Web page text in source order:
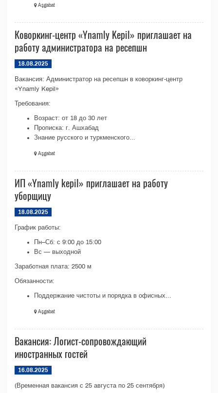
Aşgabat
Коворкинг-центр «Ynamly Kepil» приглашает на
работу администратора на ресепшн
18.08.2025
Вакансия: Администратор на ресепшн в коворкинг-центр
«Ynamly Kepil»
Требования:
Возраст: от 18 до 30 лет
Прописка: г. Ашхабад
Знание русского и туркменского...
Aşgabat
ИП «Ynamly kepil» приглашает на работу
уборщицу
18.08.2025
График работы:
Пн–Сб: с 9:00 до 15:00
Вс — выходной
Заработная плата: 2500 м
Обязанности:
Поддержание чистоты и порядка в офисных...
Aşgabat
Вакансия: Логист-сопровождающий
иностранных гостей
16.08.2025
(Временная вакансия с 25 августа по 25 сентября)